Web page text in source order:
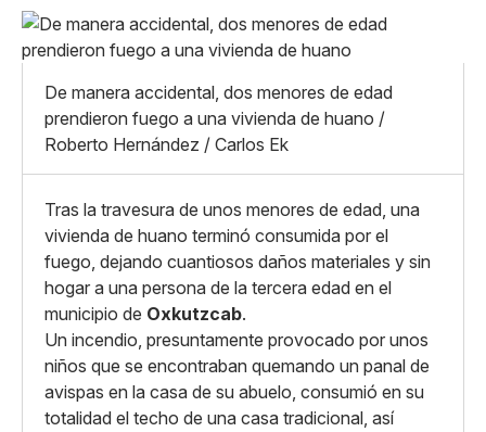
Linkedin
Facebook
X
Whatsapp
Copiar enlace
Pequeño
Mediano
Grande
De manera accidental, dos menores de edad
prendieron fuego a una vivienda de huano /
Roberto Hernández / Carlos Ek
Tras la travesura de unos menores de edad, una
vivienda de huano terminó consumida por el
fuego, dejando cuantiosos daños materiales y sin
hogar a una persona de la tercera edad en el
municipio de Oxkutzcab.
Un incendio, presuntamente provocado por unos
niños que se encontraban quemando un panal de
avispas en la casa de su abuelo, consumió en su
totalidad el techo de una casa tradicional, así